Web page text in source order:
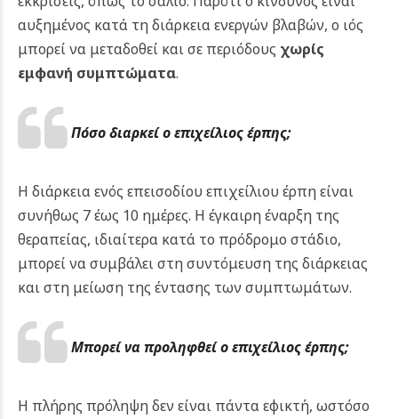
αυξημένος κατά τη διάρκεια ενεργών βλαβών, ο ιός
μπορεί να μεταδοθεί και σε περιόδους χωρίς
εμφανή συμπτώματα.
Πόσο διαρκεί ο επιχείλιος έρπης;
Η διάρκεια ενός επεισοδίου επιχείλιου έρπη είναι
συνήθως 7 έως 10 ημέρες. Η έγκαιρη έναρξη της
θεραπείας, ιδιαίτερα κατά το πρόδρομο στάδιο,
μπορεί να συμβάλει στη συντόμευση της διάρκειας
και στη μείωση της έντασης των συμπτωμάτων.
Μπορεί να προληφθεί ο επιχείλιος έρπης;
Η πλήρης πρόληψη δεν είναι πάντα εφικτή, ωστόσο